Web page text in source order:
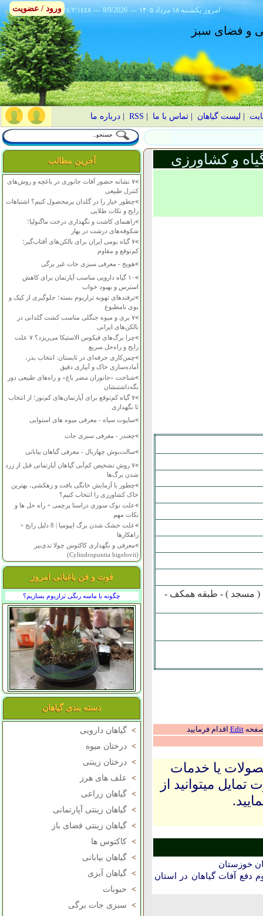
٢٤/٢/١٤٤٨ --- 8/9/2026 --- ۱۴۰۵ يکشنبه ۱۸ مرداد امروز
و فضای سبز
لیست گیاهان |تماس با ما RSS
|درباره ما
آخرین مطالب
>
۷ نشانه حضور آفات جانوری در باغچه و روش‌های
کنترل طبیعی
>چطور خیار را در گلدان پرمحصول کنیم؟ اشتباهات
رایج و نکات طلایی
>راهنمای کاشت و نگهداری درخت ماگنولیا؛
شکوفه‌های درشت در بهار
>
۷ گیاه بومی ایران برای بالکن‌های آفتاب‌گیر؛
کم‌توقع و مقاوم
>هویج - معرفی سبزی جات غیر برگی
>
۱۰ گیاه دارویی مناسب آپارتمان برای کاهش
استرس و بهبود خواب
>ترفندهای تهویه تراریوم بسته؛ جلوگیری از کپک و
بوی نامطبوع
>
۷ بری و میوه جنگلی مناسب کشت گلدانی در
بالکن‌های ایرانی
>
چرا برگ‌های فیکوس الاستیکا می‌ریزد؟ ۷ علت
رایج و راه‌حل سریع
>چمن‌کاری حرفه‌ای در تابستان: انتخاب بذر،
آماده‌سازی خاک و آبیاری دقیق
>شناخت «جانوران مضر باغ» و راه‌های طبیعی دور
نگه‌داشتنشان
>
۷ گیاه کم‌توقع برای آپارتمان‌های کم‌نور؛ از انتخاب
تا نگهداری
>ساپوت سیاه - معرفی میوه های استوایی
>چغندر - معرفی سبزی جات
>سالت‌بوش چهاربال - معرفی گیاهان بیابانی
>
۷ روش تشخیص کم‌آبی گیاهان آپارتمانی قبل از زرد
شدن برگ‌ها
>چطور با آزمایش خانگی بافت و زهکشی، بهترین
خاک کشاورزی را انتخاب کنیم؟
>علت نوک سوزی دراسنا پرچمی + راه حل ها و
نکات مهم
>
علت خشک شدن برگ ایپومیا | 8 دلیل رایج +
راهکارها
>معرفی و نگهداری کاکتوس چولا تدی‌بیر
(Cylindropuntia bigelovii)
فوت و فن باغبانی امروز
چگونه با ماسه رنگی تراریوم بسازیم؟
دسته بندی گیاهان
> گیاهان دارویی
> درختان میوه
> درختان زینتی
> علف های هرز
> گیاهان زراعی
> گیاهان زینتی آپارتمانی
> گیاهان زینتی فضای باز
> کاکتوس ها
> گیاهان بیابانی
> گیاهان آبزی
> حبوبات
> سبزی جات برگی
و کشاورزی
( مسجد ) - طبقه همکف -
صفحهEdit اقدام فرمایید
یا خدمات
میتوانید از
خوزستان
آفات گیاهان در استان
ورود / عضویت